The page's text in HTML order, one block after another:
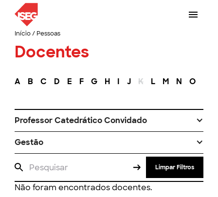
Início/ Pessoas
Docentes
A B C D E F G H I J K L M N O
Professor Catedrático Convidado
Gestão
Limpar Filtros
Não foram encontrados docentes.